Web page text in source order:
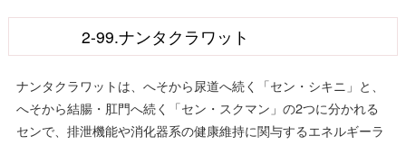
2-99.ナンタクラワット
ナンタクラワットは、へそから尿道へ続く「セン・シキニ」と、
へそから結腸・肛門へ続く「セン・スクマン」の2つに分かれる
センで、排泄機能や消化器系の健康維持に関与するエネルギーラ